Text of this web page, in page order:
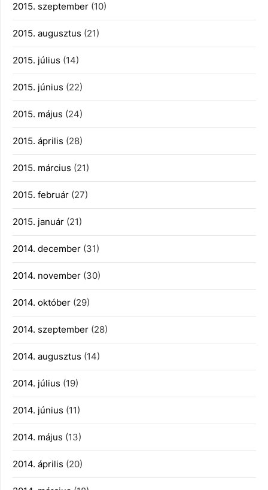
2015. szeptember (10)
2015. augusztus (21)
2015. július (14)
2015. június (22)
2015. május (24)
2015. április (28)
2015. március (21)
2015. február (27)
2015. január (21)
2014. december (31)
2014. november (30)
2014. október (29)
2014. szeptember (28)
2014. augusztus (14)
2014. július (19)
2014. június (11)
2014. május (13)
2014. április (20)